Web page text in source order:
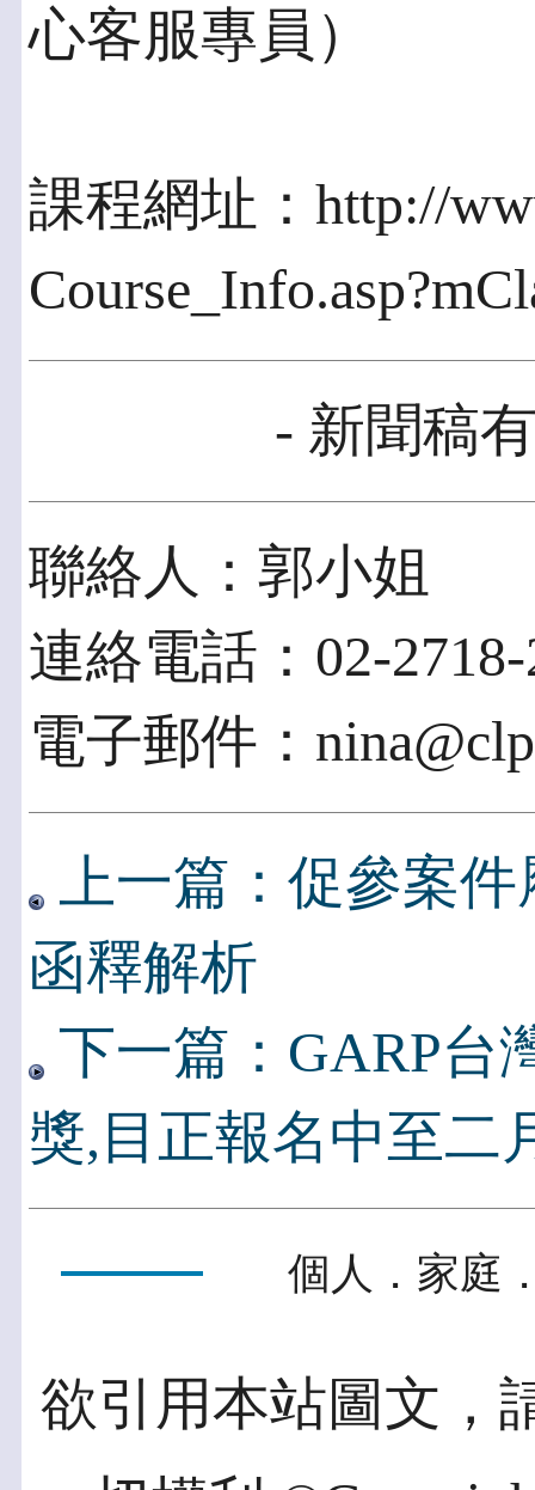
心客服專員）
課程網址：http://
- 新聞稿
聯絡人：郭小姐
連絡電話：02-2718-
電子郵件：
上一篇：促參案
函釋解析
下一篇：GARP台
獎,目正報名中至二
個人．家庭
欲引用本站圖文，